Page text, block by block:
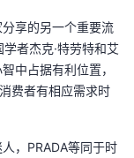
享的另一个重要流
者杰克·特劳特和艾
中占据有利位置，
费者有相应需求时
，PRADA等同于时